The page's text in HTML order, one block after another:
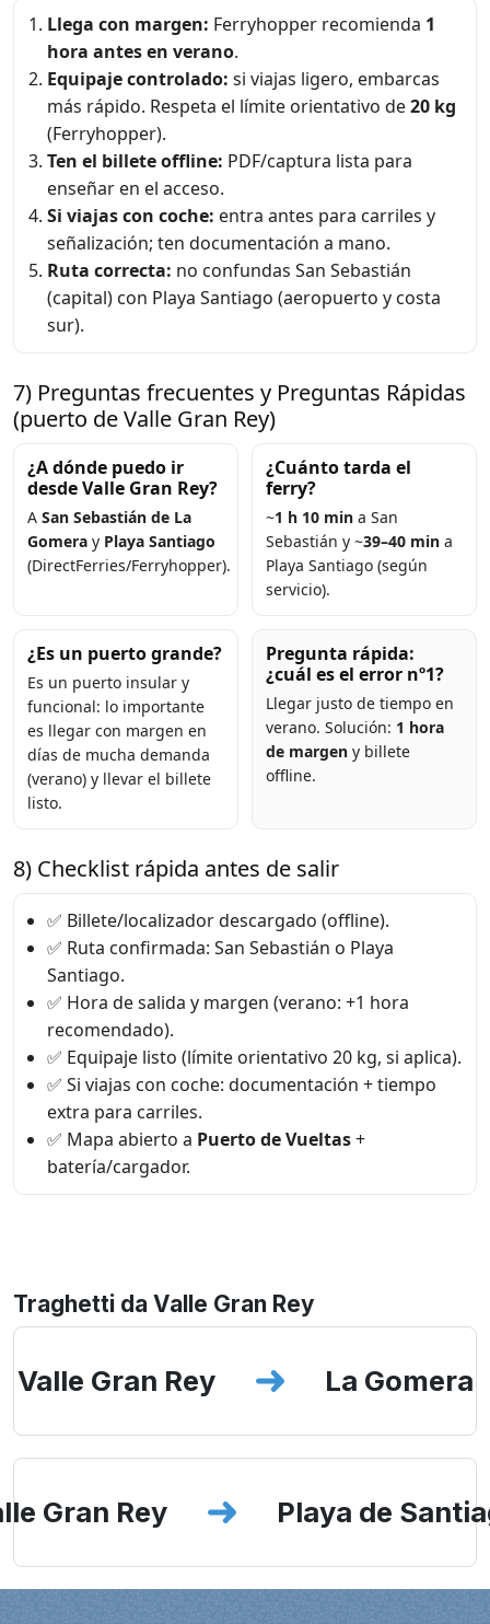
Llega con margen: Ferryhopper recomienda 1
hora antes en verano.
Equipaje controlado: si viajas ligero, embarcas
más rápido. Respeta el límite orientativo de20 kg
(Ferryhopper).
Ten el billete offline: PDF/captura lista para
enseñar en el acceso.
Si viajas con coche: entra antes para carriles y
señalización; ten documentación a mano.
Ruta correcta: no confundas San Sebastián
(capital) con Playa Santiago (aeropuerto y costa
sur).
7) Preguntas frecuentes y Preguntas Rápidas
(puerto de Valle Gran Rey)
¿A dónde puedo ir
desde Valle Gran Rey?
A San Sebastián de La
Gomera y Playa Santiago
(DirectFerries/Ferryhopper).
¿Cuánto tarda el
ferry?
~1 h 10 min a San
Sebastián y ~39–40 min a
Playa Santiago (según
servicio).
¿Es un puerto grande?
Es un puerto insular y
funcional: lo importante
es llegar con margen en
días de mucha demanda
(verano) y llevar el billete
listo.
Pregunta rápida:
¿cuál es el error nº1?
Llegar justo de tiempo en
verano. Solución: 1 hora
de margen y billete
offline.
8) Checklist rápida antes de salir
✅ Billete/localizador descargado (offline).
✅ Ruta confirmada: San Sebastián o Playa
Santiago.
✅ Hora de salida y margen (verano: +1 hora
recomendado).
✅ Equipaje listo (límite orientativo 20 kg, si aplica).
✅ Si viajas con coche: documentación + tiempo
extra para carriles.
✅ Mapa abierto a Puerto de Vueltas+
batería/cargador.
Traghetti da Valle Gran Rey
Valle Gran Rey La Gomera
Gran Rey Playa de